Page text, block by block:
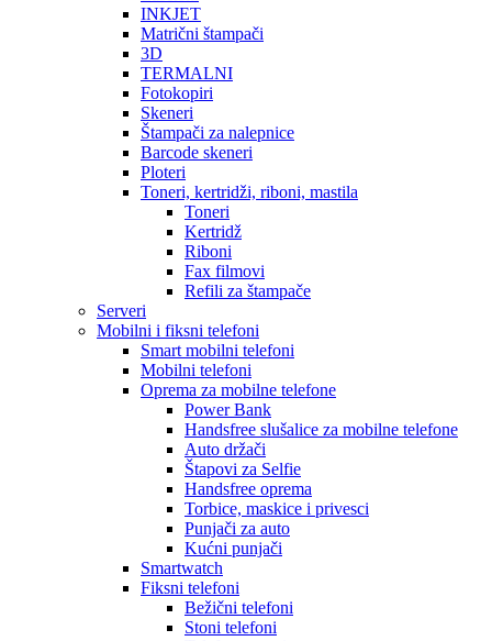
INKJET
Matrični štampači
3D
TERMALNI
Fotokopiri
Skeneri
Štampači za nalepnice
Barcode skeneri
Ploteri
Toneri, kertridži, riboni, mastila
Toneri
Kertridž
Riboni
Fax filmovi
Refili za štampače
Serveri
Mobilni i fiksni telefoni
Smart mobilni telefoni
Mobilni telefoni
Oprema za mobilne telefone
Power Bank
Handsfree slušalice za mobilne telefone
Auto držači
Štapovi za Selfie
Handsfree oprema
Torbice, maskice i privesci
Punjači za auto
Kućni punjači
Smartwatch
Fiksni telefoni
Bežični telefoni
Stoni telefoni